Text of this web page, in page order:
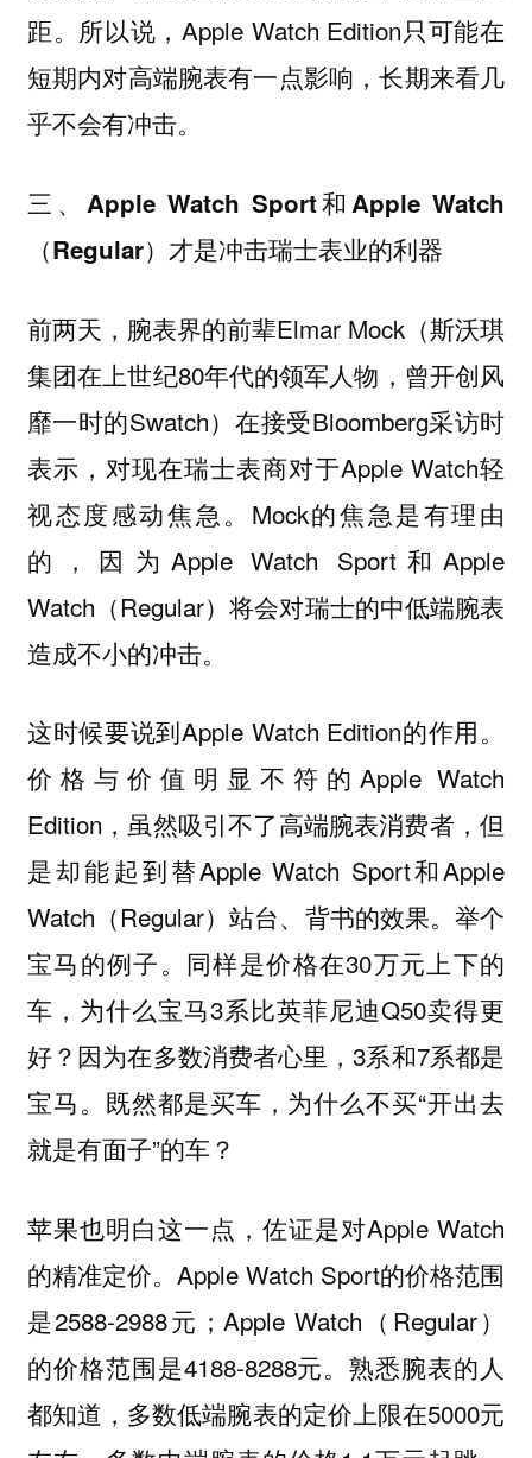
距。所以说，Apple Watch Edition只可能在
短期内对高端腕表有一点影响，长期来看几
乎不会有冲击。
三、Apple Watch Sport和Apple Watch
（Regular）才是冲击瑞士表业的利器
前两天，腕表界的前辈Elmar Mock（斯沃琪
集团在上世纪80年代的领军人物，曾开创风
靡一时的Swatch）在接受Bloomberg采访时
表示，对现在瑞士表商对于Apple Watch轻
视态度感动焦急。Mock的焦急是有理由
的，因为Apple Watch Sport和Apple
Watch（Regular）将会对瑞士的中低端腕表
造成不小的冲击。
这时候要说到Apple Watch Edition的作用。
价格与价值明显不符的Apple Watch
Edition，虽然吸引不了高端腕表消费者，但
是却能起到替Apple Watch Sport和Apple
Watch（Regular）站台、背书的效果。举个
宝马的例子。同样是价格在30万元上下的
车，为什么宝马3系比英菲尼迪Q50卖得更
好？因为在多数消费者心里，3系和7系都是
宝马。既然都是买车，为什么不买“开出去
就是有面子”的车？
苹果也明白这一点，佐证是对Apple Watch
的精准定价。Apple Watch Sport的价格范围
是2588-2988元；Apple Watch（Regular）
的价格范围是4188-8288元。熟悉腕表的人
都知道，多数低端腕表的定价上限在5000元